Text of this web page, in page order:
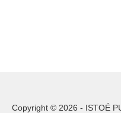
Copyright © 2026 - ISTOÉ